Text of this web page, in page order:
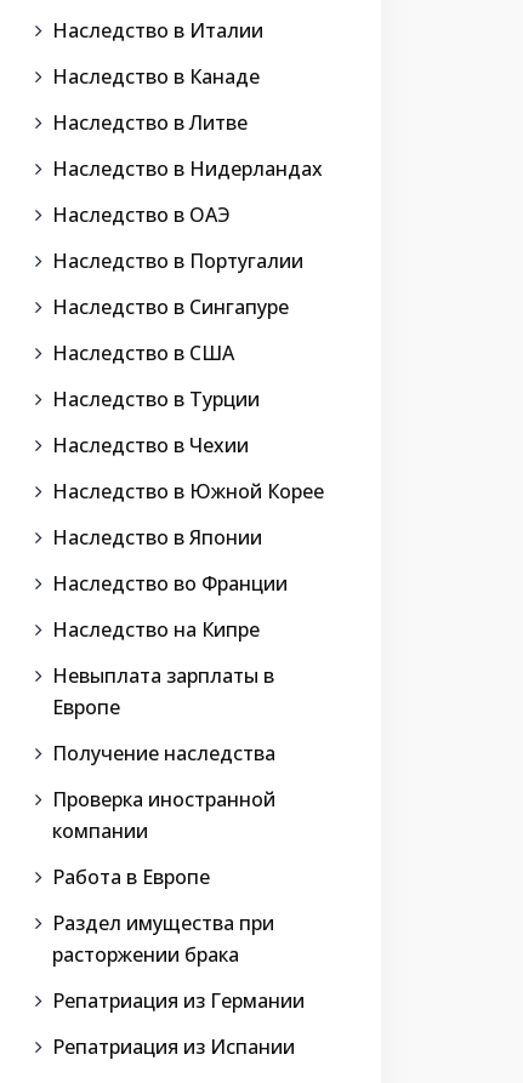
Наследство в Италии
Наследство в Канаде
Наследство в Литве
Наследство в Нидерландах
Наследство в ОАЭ
Наследство в Португалии
Наследство в Сингапуре
Наследство в США
Наследство в Турции
Наследство в Чехии
Наследство в Южной Корее
Наследство в Японии
Наследство во Франции
Наследство на Кипре
Невыплата зарплаты в
Европе
Получение наследства
Проверка иностранной
компании
Работа в Европе
Раздел имущества при
расторжении брака
Репатриация из Германии
Репатриация из Испании